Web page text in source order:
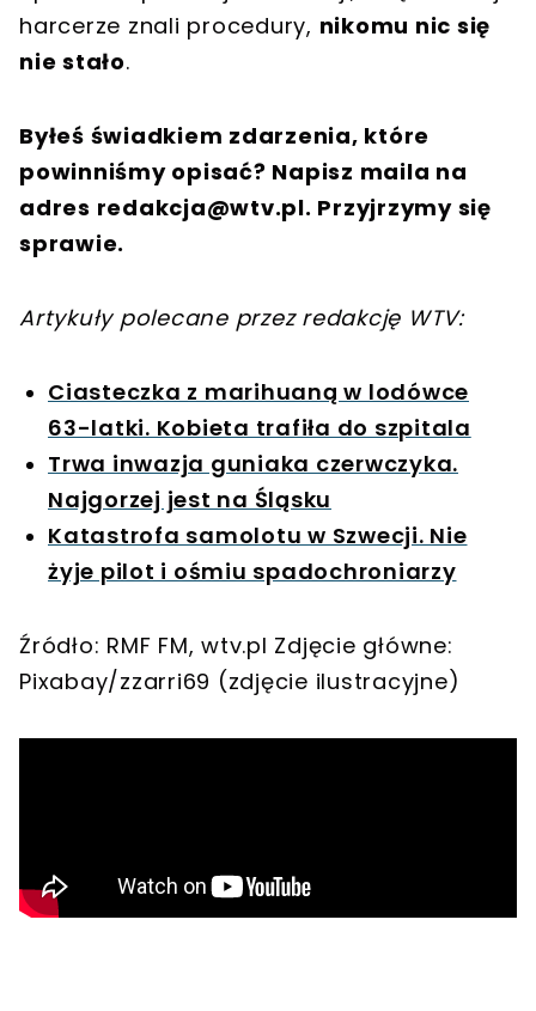
harcerze znali procedury, nikomu nic się
nie stało.
Byłeś świadkiem zdarzenia, które
powinniśmy opisać? Napisz maila na
adres redakcja@wtv.pl. Przyjrzymy się
sprawie.
Artykuły polecane przez redakcję WTV:
Ciasteczka z marihuaną w lodówce
63-latki. Kobieta trafiła do szpitala
Trwa inwazja guniaka czerwczyka.
Najgorzej jest na Śląsku
Katastrofa samolotu w Szwecji. Nie
żyje pilot i ośmiu spadochroniarzy
Źródło: RMF FM, wtv.pl Zdjęcie główne:
Pixabay/zzarri69 (zdjęcie ilustracyjne)